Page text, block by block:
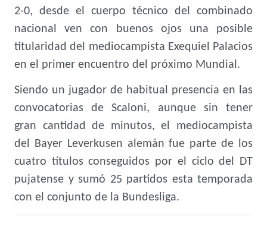
2-0, desde el cuerpo técnico del combinado
nacional ven con buenos ojos una posible
titularidad del mediocampista Exequiel Palacios
en el primer encuentro del próximo Mundial.
Siendo un jugador de habitual presencia en las
convocatorias de Scaloni, aunque sin tener
gran cantidad de minutos, el mediocampista
del Bayer Leverkusen alemán fue parte de los
cuatro títulos conseguidos por el ciclo del DT
pujatense y sumó 25 partidos esta temporada
con el conjunto de la Bundesliga.